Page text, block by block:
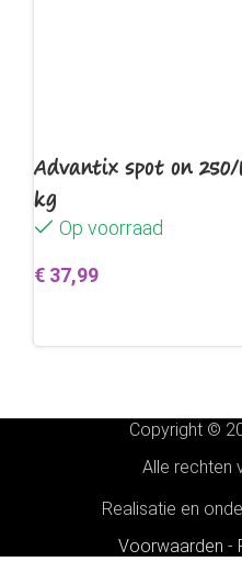
Advantix spot on
kg
Op voorraad
€ 37,99
Copyright ©
Alle rechten
Realisatie en
Voorwaarden -
Baskerville